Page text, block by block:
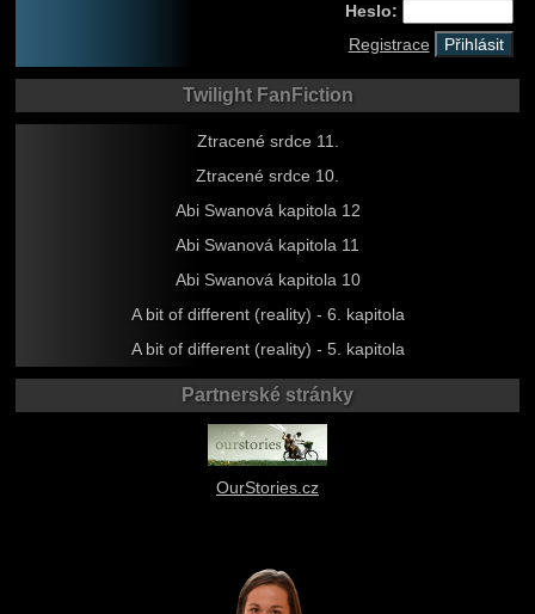
Heslo:
Registrace
Twilight FanFiction
Ztracené srdce 11.
Ztracené srdce 10.
Abi Swanová kapitola 12
Abi Swanová kapitola 11
Abi Swanová kapitola 10
A bit of different (reality) - 6. kapitola
A bit of different (reality) - 5. kapitola
Partnerské stránky
OurStories.cz